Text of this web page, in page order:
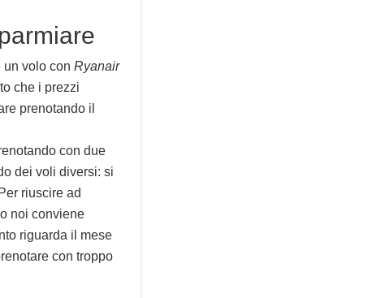
un volo con Ryanair
che i prezzi
prenotando il
con due
dei voli diversi: si
riuscire ad
noi conviene
riguarda il mese
con troppo